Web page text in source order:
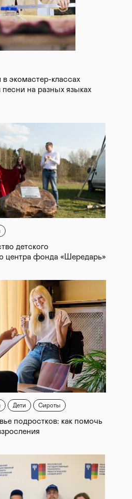
экомастер-классах
песни на разных языках
детского
центра фонда «Шередарь»
Дети Сироты
подростков: как помочь